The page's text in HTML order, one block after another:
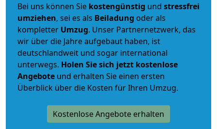
Bei uns können Sie kostengünstig und stressfrei
umziehen, sei es als Beiladung oder als
kompletter Umzug. Unser Partnernetzwerk, das
wir über die Jahre aufgebaut haben, ist
deutschlandweit und sogar international
unterwegs. Holen Sie sich jetzt kostenlose
Angebote und erhalten Sie einen ersten
Überblick über die Kosten für Ihren Umzug.
Kostenlose Angebote erhalten